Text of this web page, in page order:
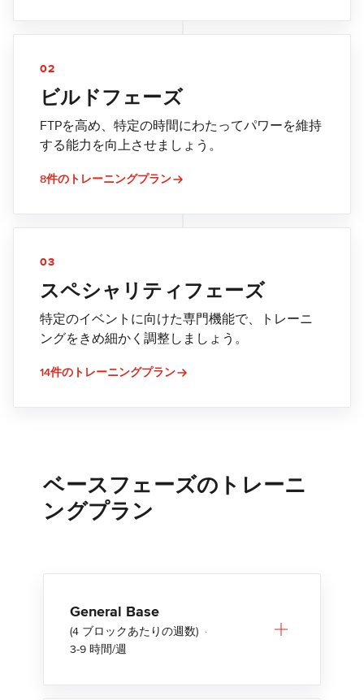
02
ビルドフェーズ
FTPを高め、特定の時間にわたってパワーを維持
する能力を向上させましょう。
8件のトレーニングプラン
03
スペシャリティフェーズ
特定のイベントに向けた専門機能で、トレーニ
ングをきめ細かく調整しましょう。
14件のトレーニングプラン
ベースフェーズのトレーニ
ングプラン
General Base
(4 ブロックあたりの週数) ·
3-9 時間/週